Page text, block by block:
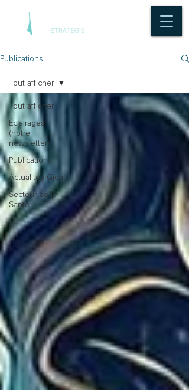
Publications
Tout afficher
Éclairages
(notre
newsletter)
Publications
Actualités Gjoa
Secteur de la
Santé
Tout afficher